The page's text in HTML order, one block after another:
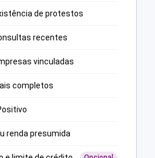
de protestos
recentes
vinculadas
completos
renda presumida